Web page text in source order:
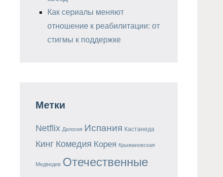
Как сериалы меняют
отношение к реабилитации: от
стигмы к поддержке
Метки
Netflix Дилогия Испания Кастанеда
Кинг Комедия Корея Крыжановская
Медведев Отечественные